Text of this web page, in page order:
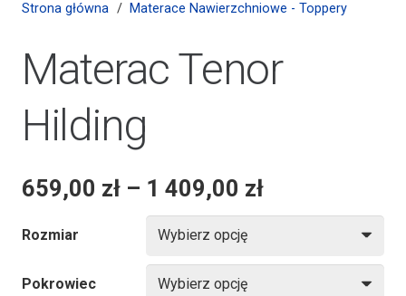
Strona główna / Materace Nawierzchniowe - Toppery
Materac Tenor
Hilding
659,00 zł – 1 409,00 zł
Rozmiar
Pokrowiec